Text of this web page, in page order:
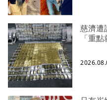
慈濟
「重